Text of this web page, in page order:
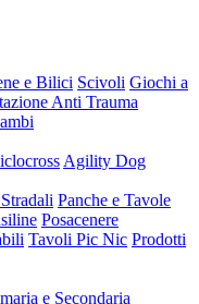
e Bilici Scivoli Giochi a
Anti Trauma
Agility Dog
Panche e Tavole
Posacenere
Tavoli Pic Nic Prodotti
e Secondaria